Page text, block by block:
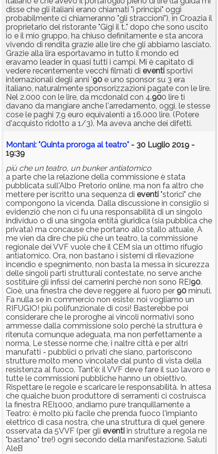
disse che gli italiani erano chiamati "i principi" oggi
probabilmente ci chiameranno "gli straccioni"), in Croazia il
proprietario del ristorante "Gigi il t.." dopo che sono uscito
io e il mio gruppo, ha chiuso definitamente e sta ancora
vivendo di rendita grazie alle lire che gli abbiamo lasciato.
Grazie alla lira esportavamo in tutto il mondo ed
eravamo leader in quasi tutti i campi. Mi è capitato di
vedere recentemente vecchi filmati di eventi sportivi
internazionali degli anni '90 e uno sponsor su 3 era
italiano, naturalmente sponsorizzazioni pagate con le lire.
Nel 2.000 con le lire, da mcdonald con 4.900 lire ti
davano da mangiare anche l'arredamento, oggi, le stesse
cose le paghi 7,9 euro equivalenti a 16.000 lire. (Potere
d'acquisto ridotto a 1/3). Ma aveva anche dei difetti.
Montani: "Quinta proroga al teatro" - 30 Luglio 2019 -
19:39
più che un teatro, un bunker antiatomico
a parte che la relazione della commissione è stata
pubblicata sull'Albo Pretorio online, ma non fa altro che
mettere per iscritto una sequenza di eventi "storici" che
compongono la vicenda. Dalla discussione in consiglio si
evidenziò che non ci fu una responsabilità di un singolo
individuo o di una singola entità giuridica (sia pubblica che
privata) ma concause che portano allo stallo attuale, A
me vien da dire che più che un teatro, la commissione
regionale dei VVF vuole che il CEM sia un ottimo rifugio
antiatomico. Ora, non bastano i sistemi di rilevazione
incendio e spegnimento, non basta la messa in sicurezza
delle singoli parti strutturali contestate, no serve anche
sostituire gli infissi dei camerini perchè non sono REI 90.
Cioè, una finestra che deve reggere al fuoro per 90 minuti.
Fa nulla se in commercio non esiste: noi vogliamo un
RIFUGIO! più polifunzionale di così! Basterebbe poi
considerare che le proroghe ai vincoli normativi sono
ammesse dalla commissione solo perchè la struttura è
ritenuta comunque adeguata, ma non perfettamente a
norma, Le stesse norme che, i naltre città e per altri
manufatti - pubblici o privati che siano, partoriscono
strutture molto meno vincolate dal punto di vista della
resistenza al fuoco. Tant'è: il VVF deve fare il suo lavoro e
tutte le commissioni pubbliche hanno un obiettivo.
Rispettare le regole e scaricare le responsabilità. In attesa
che qualche buon produttore di serramenti ci costruisca
la finestra REI1000, andiamo pure tranquillamente a
Teatro: è molto più facile che prenda fuoco l'impianto
elettrico di casa nostra, che una struttura di quel genere
osservata da 5VVF (per gli eventi in strutture a regola ne
"bastano" tre!) ogni secondo della manifestazione. Saluti
AleB